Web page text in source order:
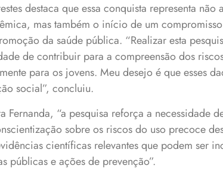
destaca que essa conquista representa não
mas também o início de um
da saúde pública. “Realizar esta
de contribuir para a compreensão dos
para os jovens. Meu desejo é que esses
social”, concluiu.
Fernanda, “a pesquisa reforça a necessidade
sobre os riscos do uso precoce
científicas relevantes que podem ser
públicas e ações de prevenção”.